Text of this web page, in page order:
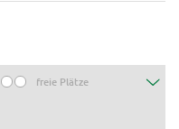
freie Plätze